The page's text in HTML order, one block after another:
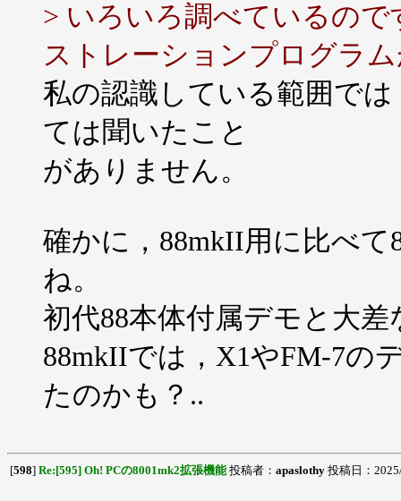
> いろいろ調べているので
ストレーションプログラ
私の認識している範囲で
ては聞いたこと
がありません。
確かに，88mkII用に比べ
ね。
初代88本体付属デモと大
88mkIIでは，X1やFM-7の
たのかも？..
[598] Re:[595] Oh! PCの8001mk2拡張機能投稿者： apaslothy 投稿日：